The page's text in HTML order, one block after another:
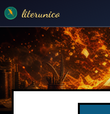
literunico